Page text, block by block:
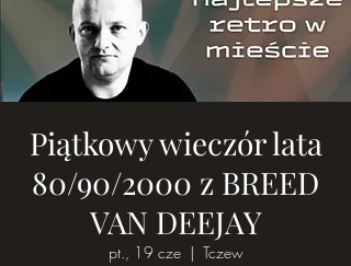
Piątkowy wieczór lata
80/90/2000 z BREED
VAN DEEJAY
pt., 19 cze
  |
Tczew